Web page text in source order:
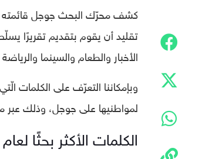
تقليد أن يقوم بتقديم تقريرًا
الأخبار والطعام والسينما
وبإمكاننا التعرّف على الكلمات
لمواطنيها على جوجل، وذلك عبر
الكلمات الأكثر بحثًا لعام 2021 عالميًّا